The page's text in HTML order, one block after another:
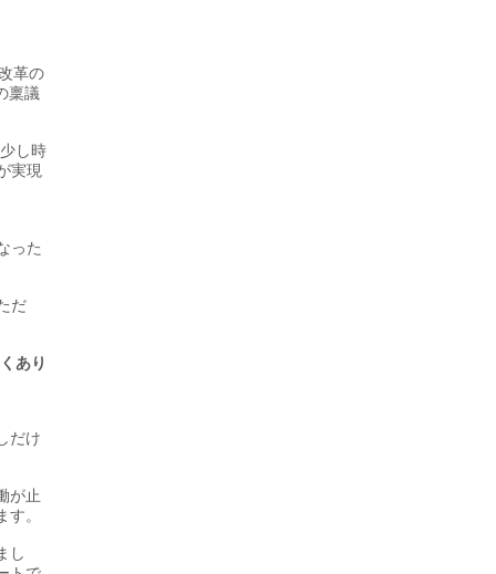
革の
稟議
し時
実現
った
だ
あり
だけ
が止
。
し